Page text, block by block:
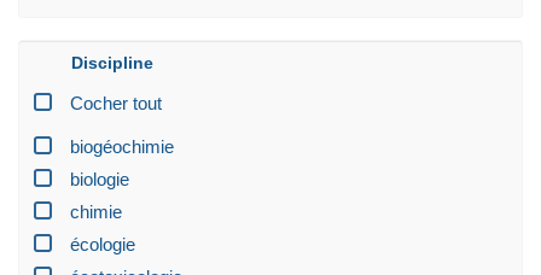
Discipline
Cocher tout
biogéochimie
biologie
chimie
écologie